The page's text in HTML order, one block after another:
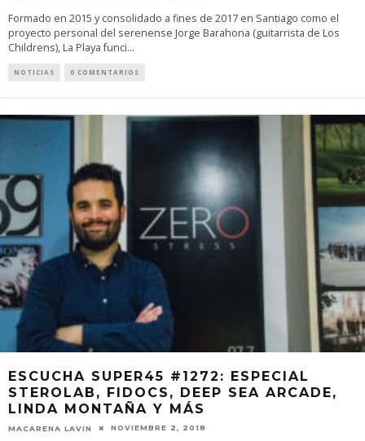
Formado en 2015 y consolidado a fines de 2017 en Santiago como el
proyecto personal del serenense Jorge Barahona (guitarrista de Los
Childrens), La Playa funci...
NOTICIAS 0 COMENTARIOS
ESCUCHA SUPER45 #1272: ESPECIAL
STEROLAB, FIDOCS, DEEP SEA ARCADE,
LINDA MONTAÑA Y MÁS
MACARENA LAVIN NOVIEMBRE 2, 2018